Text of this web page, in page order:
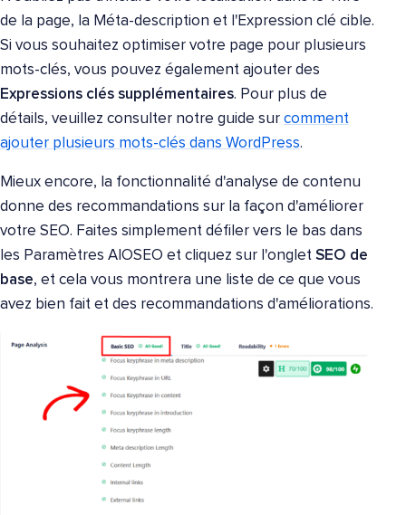
de la page, la Méta-description et l'Expression clé cible.
Si vous souhaitez optimiser votre page pour plusieurs
mots-clés, vous pouvez également ajouter des
Expressions clés supplémentaires. Pour plus de
détails, veuillez consulter notre guide sur comment
ajouter plusieurs mots-clés dans WordPress.
Mieux encore, la fonctionnalité d'analyse de contenu
donne des recommandations sur la façon d'améliorer
votre SEO. Faites simplement défiler vers le bas dans
les Paramètres AIOSEO et cliquez sur l'onglet SEO de
base, et cela vous montrera une liste de ce que vous
avez bien fait et des recommandations d'améliorations.